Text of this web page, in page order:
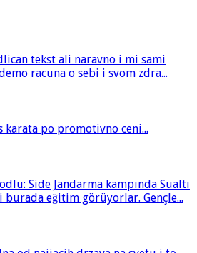
tekst ali naravno i mi sami
racuna o sebi i svom zdra...
karata po promotivno ceni...
Side Jandarma kampında Sualtı
eğitim görüyorlar. Gençle...